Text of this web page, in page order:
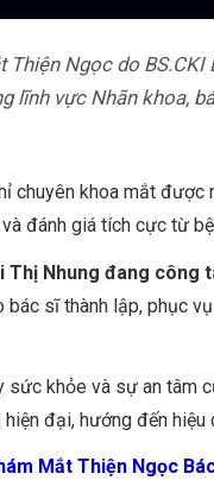
Thiện Ngọc do
lĩnh vực Nhãn khoa,
chuyên khoa mắt
đánh giá tích cực từ
Thị Nhung đang
bác sĩ thành lập, phục
khỏe và sự an tâm
đại, hướng đến
Mắt Thiện Ngọc